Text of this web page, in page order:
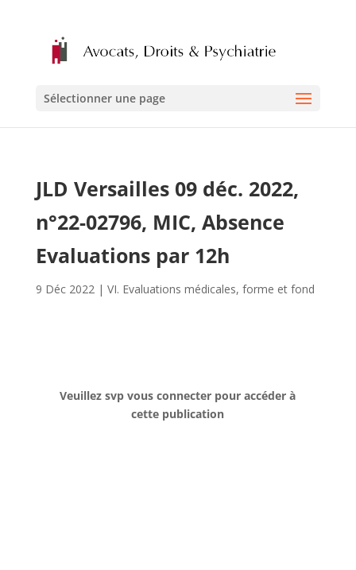
Sélectionner une page
JLD Versailles 09 déc. 2022,
n°22-02796, MIC, Absence
Evaluations par 12h
9 Déc 2022| VI. Evaluations médicales, forme et fond
Veuillez svp vous connecter pour accéder à
cette publication